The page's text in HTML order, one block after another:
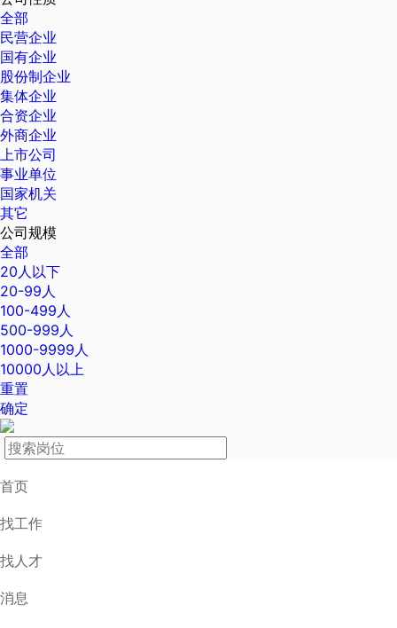
全部
民营企业
国有企业
股份制企业
集体企业
合资企业
外商企业
上市公司
事业单位
国家机关
其它
公司规模
全部
20人以下
20-99人
100-499人
500-999人
1000-9999人
10000人以上
重置
确定
首页
找工作
找人才
消息